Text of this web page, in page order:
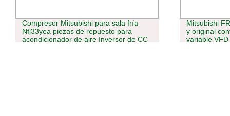
Mitsubishi FR-F840-00126-2-60 Nuevo
y original controlador de frecuencia
variable VFD inversor
Kit de
PLC de
Producción